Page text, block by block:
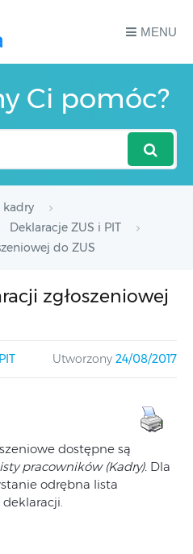
MENU
Ci pomóc?
kadry
Deklaracje ZUS i PIT
do ZUS
zgłoszeniowej
Utworzony 24/08/2017
dostępne są
pracowników (Kadry). Dla
odrębna lista